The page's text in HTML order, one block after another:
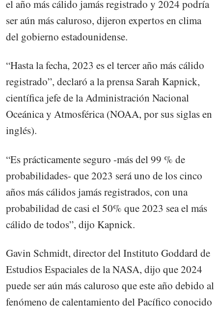
el año más cálido jamás registrado y 2024 podría
ser aún más caluroso, dijeron expertos en clima
del gobierno estadounidense.
“Hasta la fecha, 2023 es el tercer año más cálido
registrado”, declaró a la prensa Sarah Kapnick,
científica jefe de la Administración Nacional
Oceánica y Atmosférica (NOAA, por sus siglas en
inglés).
“Es prácticamente seguro -más del 99 % de
probabilidades- que 2023 será uno de los cinco
años más cálidos jamás registrados, con una
probabilidad de casi el 50% que 2023 sea el más
cálido de todos”, dijo Kapnick.
Gavin Schmidt, director del Instituto Goddard de
Estudios Espaciales de la NASA, dijo que 2024
puede ser aún más caluroso que este año debido al
fenómeno de calentamiento del Pacífico conocido